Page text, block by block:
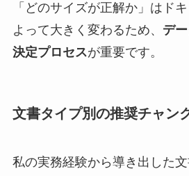
「どのサイズが正解か」はド
よって大きく変わるため、 デ
決定プロセスが重要です。
文書タイプ別の推奨チャン
私の実務経験から導き出した